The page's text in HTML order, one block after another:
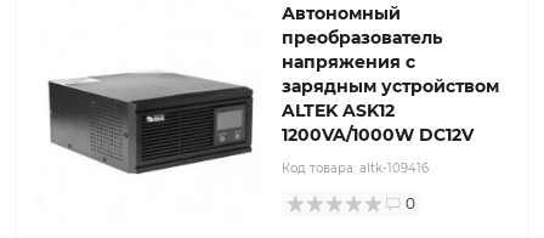
Автономный
преобразователь
напряжения с
зарядным устройством
ALTEK ASK12
1200VA/1000W DC12V
Код товара: altk-109416
0